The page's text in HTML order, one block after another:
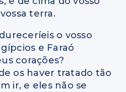
terra.
o vosso
e Faraó
corações?
os haver tratado tão
ir, e eles não se